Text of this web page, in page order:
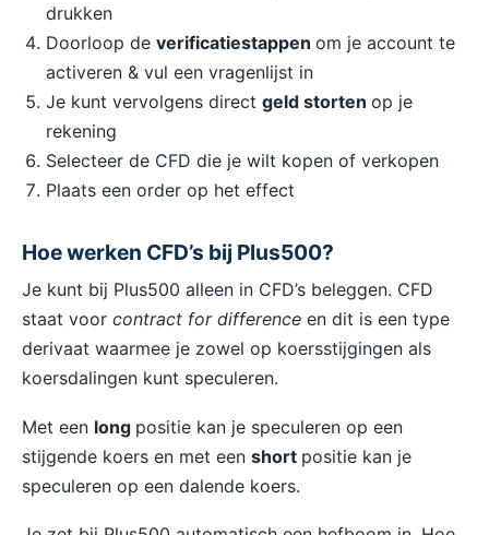
drukken
Doorloop deverificatiestappenom je account te
activeren & vul een vragenlijst in
Je kunt vervolgens directgeld stortenop je
rekening
Selecteer de CFD die je wilt kopen of verkopen
Plaats een order op het effect
Hoe werken CFD’s bij Plus500?
Je kunt bij Plus500 alleen in CFD’s beleggen. CFD
staat voor contract for difference en dit is een type
derivaat waarmee je zowel op koersstijgingen als
koersdalingen kunt speculeren.
Met een long positie kan je speculeren op een
stijgende koers en met een short positie kan je
speculeren op een dalende koers.